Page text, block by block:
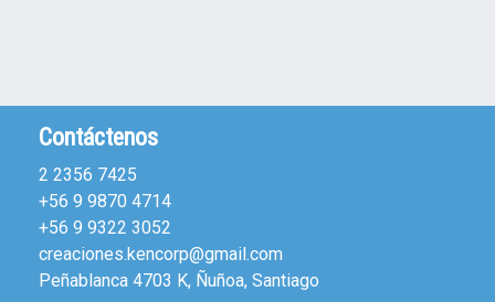
Contáctenos
2 2356 7425
+56 9 9870 4714
+56 9 9322 3052
creaciones.kencorp@gmail.com
Peñablanca 4703 K, Ñuñoa, Santiago